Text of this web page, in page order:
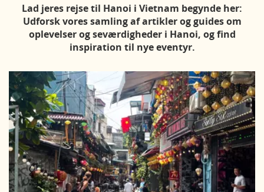
Lad jeres rejse til Hanoi i Vietnam begynde her:
Udforsk vores samling af artikler og guides om
oplevelser og seværdigheder i Hanoi, og find
inspiration til nye eventyr.